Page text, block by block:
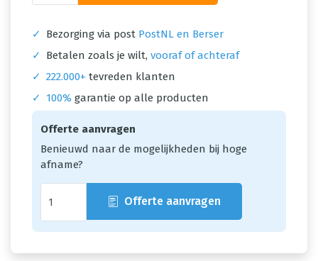
✓ Bezorging via post PostNL en Berser
✓
Betalen zoals je wilt, vooraf of achteraf
✓ 222.000+ tevreden klanten
✓
100% garantie op alle producten
Offerte aanvragen
Benieuwd naar de mogelijkheden bij hoge
afname?
Offerte aanvragen